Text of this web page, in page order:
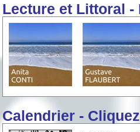
Lecture et Littoral -
Calendrier -